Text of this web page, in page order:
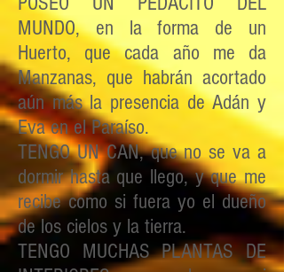
MUNDO, en la forma de un
Huerto, que cada año me da
Manzanas, que habrán acortado
aún más la presencia de Adán y
Eva en el Paraíso.
TENGO UN CAN, que no se va a
dormir hasta que llego, y que me
recibe como si fuera yo el dueño
de los cielos y la tierra.
TENGO MUCHAS PLANTAS DE